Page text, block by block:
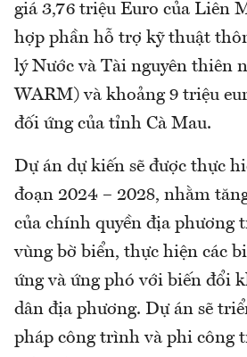
giá 3,76 triệu Euro của Liên
hợp phần hỗ trợ kỹ thuật
lý Nước và Tài nguyên thiên
WARM) và khoảng 9 triệu
đối ứng của tỉnh Cà Mau.
Dự án dự kiến sẽ được thực
đoạn 2024 – 2028, nhằm
của chính quyền địa phương
vùng bờ biển, thực hiện các
ứng và ứng phó với biến đổi
dân địa phương. Dự án sẽ
pháp công trình và phi công